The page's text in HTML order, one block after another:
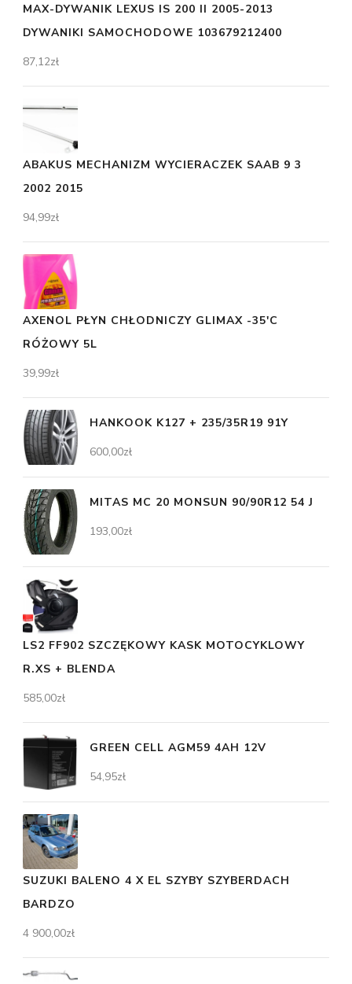
MAX-DYWANIK LEXUS IS 200 II 2005-2013
DYWANIKI SAMOCHODOWE 103679212400
87,12zł
ABAKUS MECHANIZM WYCIERACZEK SAAB 9 3
2002 2015
94,99zł
AXENOL PŁYN CHŁODNICZY GLIMAX -35'C
RÓŻOWY 5L
39,99zł
HANKOOK K127 + 235/35R19 91Y
600,00zł
MITAS MC 20 MONSUN 90/90R12 54 J
193,00zł
LS2 FF902 SZCZĘKOWY KASK MOTOCYKLOWY
R.XS + BLENDA
585,00zł
GREEN CELL AGM59 4AH 12V
54,95zł
SUZUKI BALENO 4 X EL SZYBY SZYBERDACH
BARDZO
4 900,00zł